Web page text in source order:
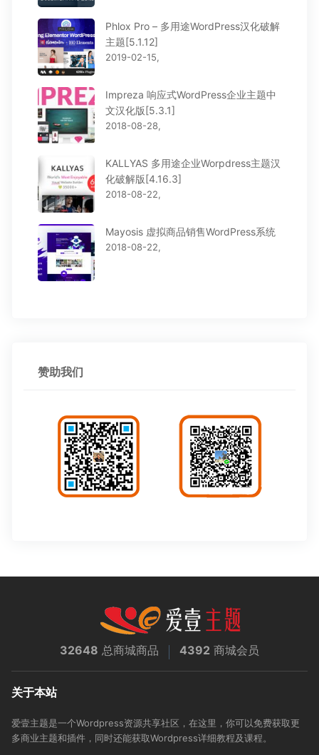
Phlox Pro – 多用途WordPress汉化破解
主题[5.1.12]
2019-02-15,
Impreza 响应式WordPress企业主题中
文汉化版[5.3.1]
2018-08-28,
KALLYAS 多用途企业Worpdress主题汉
化破解版[4.16.3]
2018-08-22,
Mayosis 虚拟商品销售WordPress系统
2018-08-22,
赞助我们
32648 总商城商品 4392 商城会员
关于本站
爱壹主题是一个Wordpress资源共享社区，在这里，你可以免费获取更
多商业主题和插件，同时还能获取Wordpress详细教程及课程。